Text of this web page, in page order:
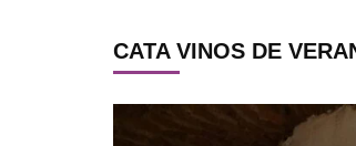
CATA VINOS DE